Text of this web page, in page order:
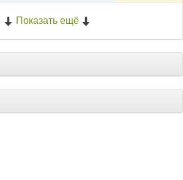
Показать ещё